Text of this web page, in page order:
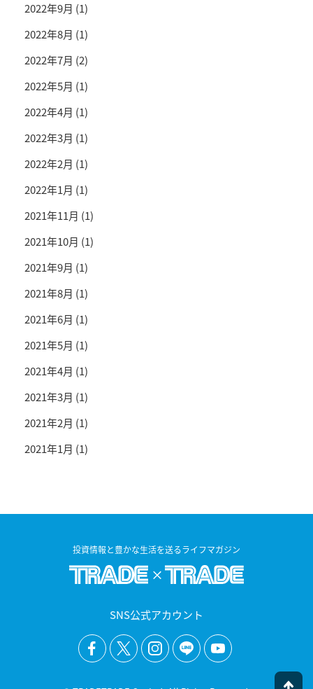
2022年9月 (1)
2022年8月 (1)
2022年7月 (2)
2022年5月 (1)
2022年4月 (1)
2022年3月 (1)
2022年2月 (1)
2022年1月 (1)
2021年11月 (1)
2021年10月 (1)
2021年9月 (1)
2021年8月 (1)
2021年6月 (1)
2021年5月 (1)
2021年4月 (1)
2021年3月 (1)
2021年2月 (1)
2021年1月 (1)
投資情報と豊かな生活を送るライフマガジン
SNS公式アカウント